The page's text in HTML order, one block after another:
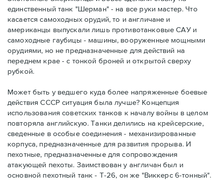
единственный танк "Шерман" - на все руки мастер. Что
касается самоходных орудий, то и англичане и
американцы выпускали лишь противотанковые САУ и
самоходные гаубицы - машины, вооруженные мощными
орудиями, но не предназначенные для действий на
переднем крае - с тонкой броней и открытой сверху
рубкой.
Может быть у ведшего куда более напряженные боевые
действия СССР ситуация была лучше? Концепция
использования советских танков к началу войны в целом
повторяла английскую. Танки делились на крейсерские,
сведенные в особые соединения - механизированные
корпуса, предназначенные для развития прорыва. И
пехотные, предназначенные для сопровождения
атакующей пехоты. Заимствован у англичан был и
основной пехотный танк - Т-26, он же "Виккерс 6-тонный".